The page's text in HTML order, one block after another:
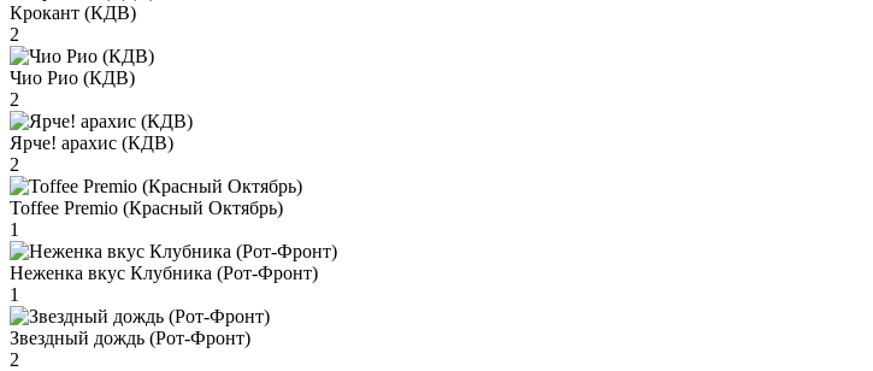
Крокант (КДВ)
2
Чио Рио (КДВ)
2
Ярче! арахис (КДВ)
2
Toffee Premio (Красный Октябрь)
1
Неженка вкус Клубника (Рот-Фронт)
1
Звездный дождь (Рот-Фронт)
2